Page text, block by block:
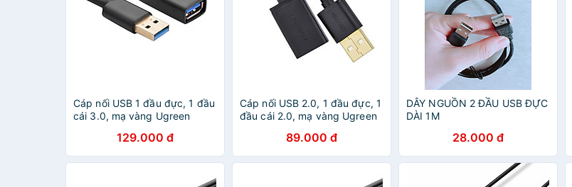
Cáp nối USB 1 đầu đực, 1 đầu
cái 3.0, mạ vàng Ugreen
129.000 đ
Cáp nối USB 2.0, 1 đầu đực, 1
đầu cái 2.0, mạ vàng Ugreen
89.000 đ
DÂY NGUỒN 2 ĐẦU USB ĐỰC
DÀI 1M
28.000 đ